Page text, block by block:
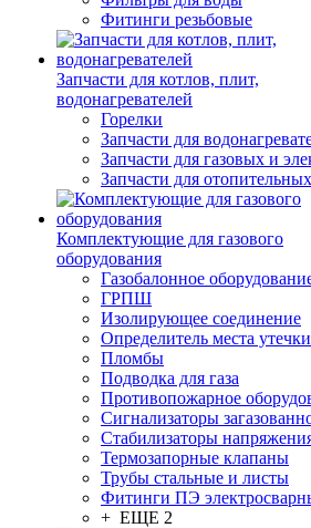
Фитинги резьбовые
Запчасти для котлов, плит,
водонагревателей
Горелки
Запчасти для
Запчасти для газовых и
Запчасти для
Комплектующие для газового
оборудования
Газобалонное
ГРПШ
Изолирующее соединение
Определитель места утечки
Пломбы
Подводка для газа
Противопожарное
Сигнализаторы
Стабилизаторы
Термозапорные клапаны
Трубы стальные и листы
Фитинги ПЭ
+ ЕЩЕ 2